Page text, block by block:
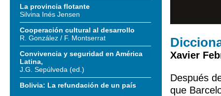
Xavier
Después
que
La provincia flotante
Silvina Inés Jensen
Cooperación cultural al desarrollo
R. González / F. Montserrat
Convivencia y seguridad en América
Latina,
J.G. Sepúlveda (ed.)
Bolivia: La refundación de un país